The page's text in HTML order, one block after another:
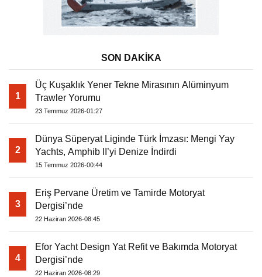
SON DAKİKA
1
Üç Kuşaklık Yener Tekne Mirasının Alüminyum
Trawler Yorumu
23 Temmuz 2026-01:27
2
Dünya Süperyat Liginde Türk İmzası: Mengi Yay
Yachts, Amphib II’yi Denize İndirdi
15 Temmuz 2026-00:44
3
Eriş Pervane Üretim ve Tamirde Motoryat
Dergisi’nde
22 Haziran 2026-08:45
4
Efor Yacht Design Yat Refit ve Bakımda Motoryat
Dergisi’nde
22 Haziran 2026-08:29